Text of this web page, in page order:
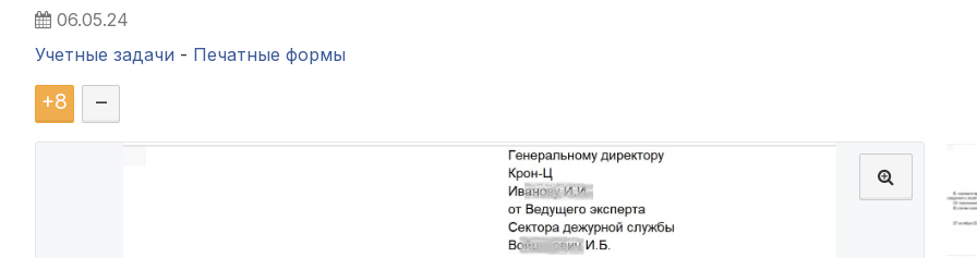
06.05.24
Учетные задачи - Печатные формы
+8 –